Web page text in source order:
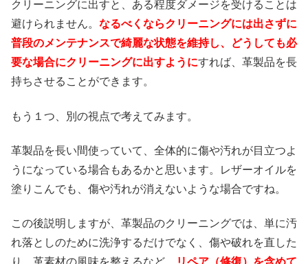
クリーニングに出すと、ある程度ダメージを受けることは
避けられません。 なるべくならクリーニングには出さずに
普段のメンテナンスで綺麗な状態を維持し、どうしても必
要な場合にクリーニングに出すようにすれば、革製品を長
持ちさせることができます。
もう１つ、別の視点で考えてみます。
革製品を長い間使っていて、全体的に傷や汚れが目立つよ
うになっている場合もあるかと思います。レザーオイルを
塗りこんでも、傷や汚れが消えないような場合ですね。
この後説明しますが、革製品のクリーニングでは、単に汚
れ落としのために洗浄するだけでなく、傷や破れを直した